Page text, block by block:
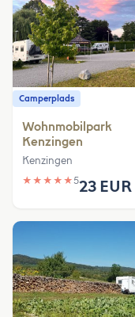
Camperplads
Wohnmobilpark
Kenzingen
Kenzingen
★ ★ ★ ★ ★523 EUR